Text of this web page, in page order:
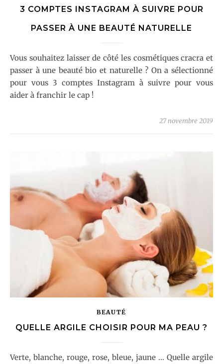
3 COMPTES INSTAGRAM À SUIVRE POUR
PASSER À UNE BEAUTÉ NATURELLE
Vous souhaitez laisser de côté les cosmétiques cracra et
passer à une beauté bio et naturelle ? On a sélectionné
pour vous 3 comptes Instagram à suivre pour vous
aider à franchir le cap !
27 novembre 2019
BEAUTÉ
QUELLE ARGILE CHOISIR POUR MA PEAU ?
Verte, blanche, rouge, rose, bleue, jaune ... Quelle argile